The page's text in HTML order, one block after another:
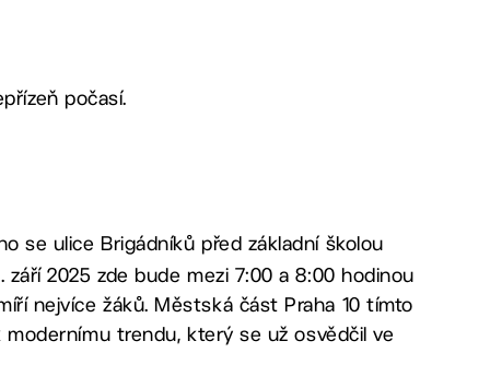
počasí.
se ulice Brigádníků před základní školou
2025 zde bude mezi 7:00 a 8:00 hodinou
nejvíce žáků. Městská část Praha 10 tímto
trendu, který se už osvědčil ve